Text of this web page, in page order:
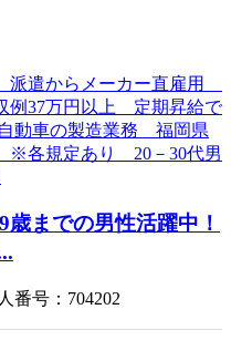
歳までの男性活躍中！
番号：704202